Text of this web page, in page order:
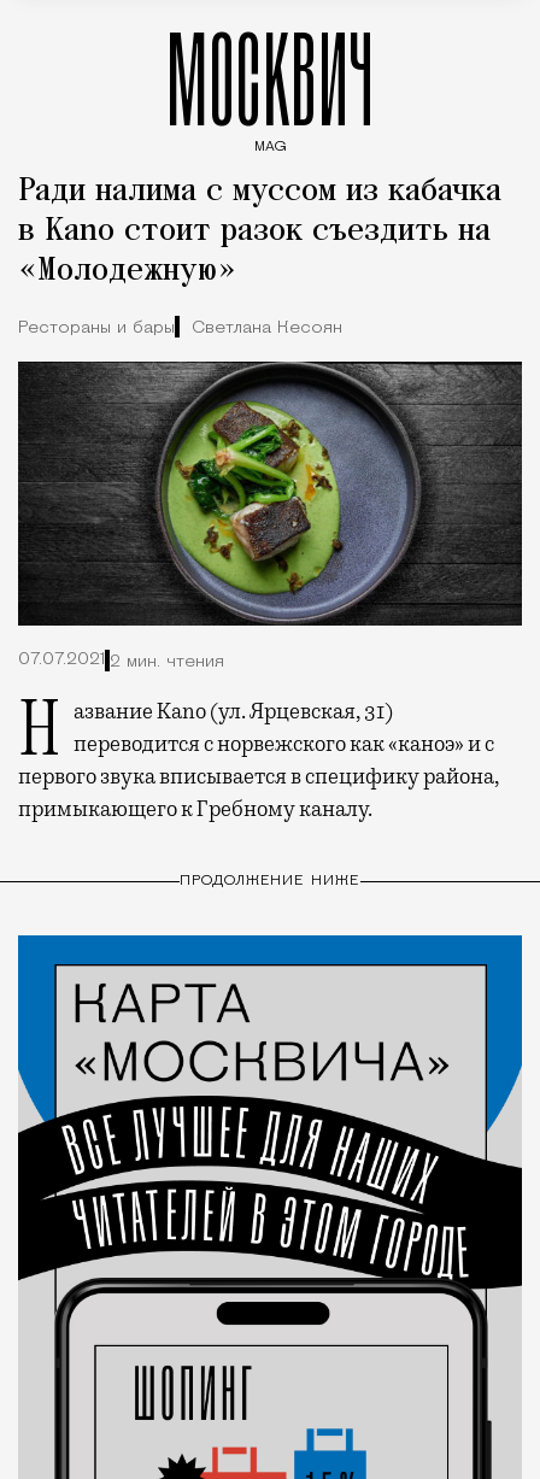
МОСКВИЧ
MAG
Ради налима с муссом из кабачка
в Kano стоит разок съездить на
«Молодежную»
Рестораны и бары Светлана Кесоян
07.07.2021 2 мин. чтения
Название Kano (ул. Ярцевская, 31) переводится с норвежского как «каноэ» и с
первого звука вписывается в специфику района,
примыкающего к Гребному каналу.
ПРОДОЛЖЕНИЕ НИЖЕ